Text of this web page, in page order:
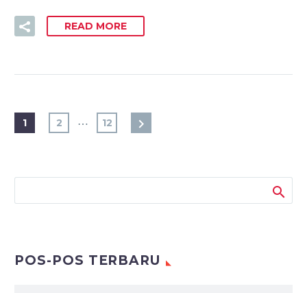
READ MORE
1 2 … 12
POS-POS TERBARU